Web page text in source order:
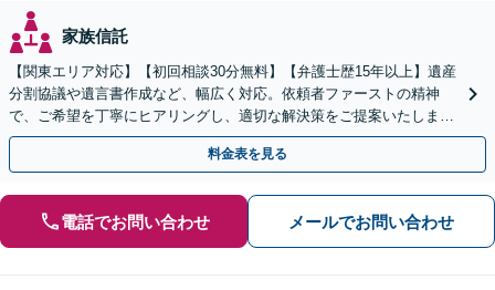
家族信託
【関東エリア対応】【初回相談30分無料】【弁護士歴15年以上】遺産
分割協議や遺言書作成など、幅広く対応。依頼者ファーストの精神
で、ご希望を丁寧にヒアリングし、適切な解決策をご提案いたしま
す。まずは無料相談でお悩みをお聞かせください。
料金表を見る
電話でお問い合わせ メールでお問い合わせ